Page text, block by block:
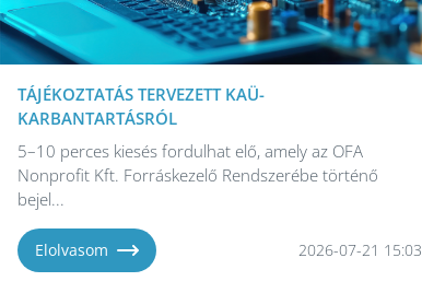
TÁJÉKOZTATÁS TERVEZETT KAÜ-
KARBANTARTÁSRÓL
5–10 perces kiesés fordulhat elő, amely az OFA
Nonprofit Kft. Forráskezelő Rendszerébe történő
bejel...
Elolvasom 2026-07-21 15:03